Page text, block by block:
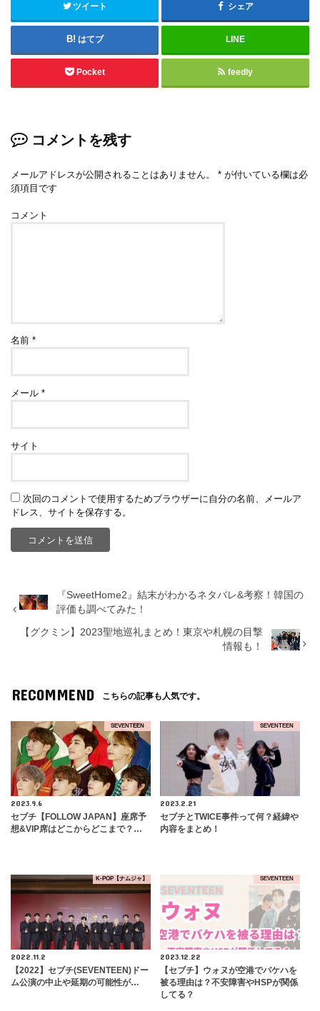
ツイート シェア
はてブ LINE
Pocket feedly
コメントを残す
メールアドレスが公開されることはありません。 * が付いている欄は必
須項目です
コメント
名前*
メール*
サイト
次回のコメントで使用するためブラウザーに自分の名前、メールア
ドレス、サイトを保存する。
『SweetHome2』結末がわかるネタバレ&考察！韓国の
評価も調べてみた！
【グクミン】2023聖地巡礼まとめ！東京や札幌の目撃
情報も！
RECOMMEND こちらの記事も人気です。
SEVENTEEN
2023.9.6
セブチ【FOLLOW JAPAN】座席予
想&VIP席はどこからどこまで？…
SEVENTEEN
2023.2.21
セブチとTWICE事件って何？経緯や
内容をまとめ！
K-POP【ナムジャ】
2022.11.2
【2022】セブチ(SEVENTEEN)ドー
ム公演の中止や延期の可能性が…
SEVENTEEN
2023.12.22
【セブチ】ウォヌが空港でバケハを
被る理由は？不安障害やHSPが関係
してる？